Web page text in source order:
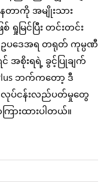
ာကို အမျိုးသား
ရှုမြင်ပြီး တင်းတင်း
ဥပဒေအရ တရုတ် ကုမ္ပဏီ
အစိုးရရဲ့ ခွင့်ပြုချက်
ဘက်ကတော့ ဒီ
ပ်ငန်းလည်ပတ်မှုတွေ
ားထားပါတယ်။